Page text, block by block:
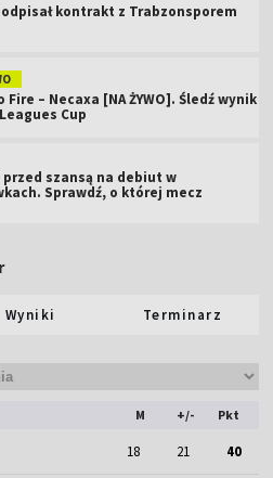
kontrakt z Trabzonsporem
Fire – Necaxa [NA ŻYWO]. Śledź wynik
Cup
szansą na debiut w
Sprawdź, o której mecz
Wyniki Terminarz
M +/- Pkt
18 21 40